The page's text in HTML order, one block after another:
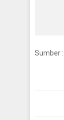
Sumber :